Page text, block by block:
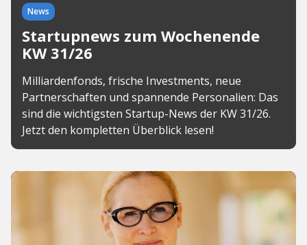
News
Startupnews zum Wochenende
KW 31/26
Milliardenfonds, frische Investments, neue
Partnerschaften und spannende Personalien: Das
sind die wichtigsten Startup-News der KW 31/26.
Jetzt den kompletten Überblick lesen!